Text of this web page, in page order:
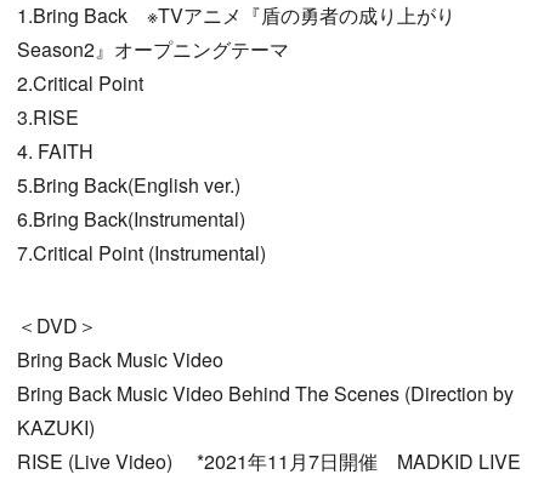
1.Bring Back ※TVアニメ『盾の勇者の成り上がり
Season2』オープニングテーマ
2.Critical Point
3.RISE
4. FAITH
5.Bring Back(English ver.)
6.Bring Back(Instrumental)
7.Critical Point (Instrumental)
＜DVD＞
Bring Back Music Video
Bring Back Music Video Behind The Scenes (Direction by
KAZUKI)
RISE (Live Video) *2021年11月7日開催 MADKID LIVE